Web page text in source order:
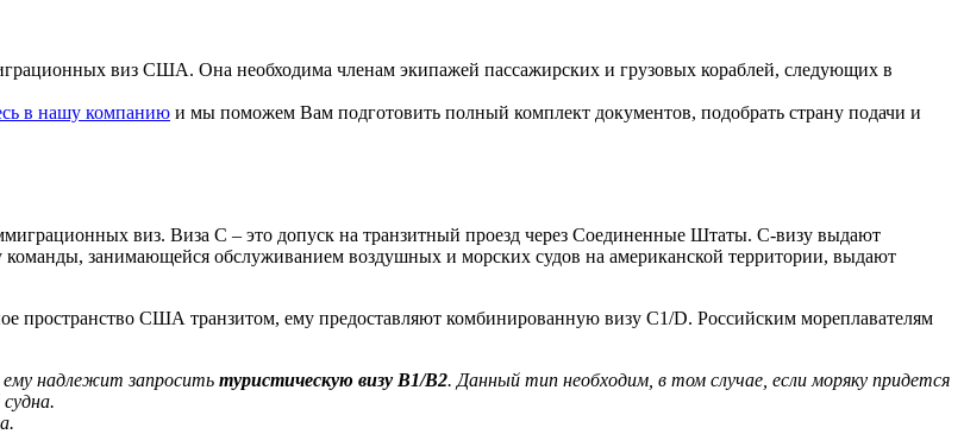
виз США. Она необходима членам экипажей пассажирских и грузовых кораблей, следующих в
в нашу компанию и мы поможем Вам подготовить полный комплект документов, подобрать страну подачи и
виз. Виза C – это допуск на транзитный проезд через Соединенные Штаты. C-визу выдают
занимающейся обслуживанием воздушных и морских судов на американской территории, выдают
пространство США транзитом, ему предоставляют комбинированную визу C1/D. Российским мореплавателям
надлежит запросить туристическую визу B1/B2. Данный тип необходим, в том случае, если моряку придется